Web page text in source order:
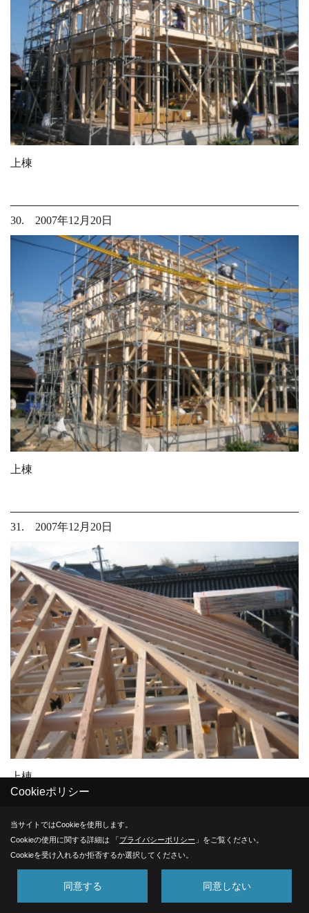
上棟
30. 2007年12月20日
上棟
31. 2007年12月20日
上棟
32. 2007年12月20日
Cookieポリシー
当サイトではCookieを使用します。
Cookieの使用に関する詳細は 「プライバシーポリシー 」をご覧ください。
Cookieを受け入れるか拒否するか選択してください。
同意する 同意しない